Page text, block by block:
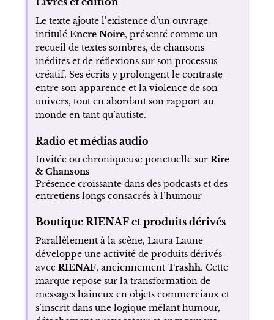
Projet ou événement intitulé
de la Joie, annoncé pour le 4 juin 2026
Captations de passages en festivals et
reportages sur la fin de tournée
Formats audio longs et podcasts autour de sa
méthode d’écriture et de sa vision de la
liberté d’expression
Livres et édition
intituléEncre Noire, présenté comme un
recueil de textes sombres, de chansons
inédites et de réflexions sur son processus
créatif. Ses écrits y prolongent le contraste
entre son apparence et la violence de son
monde en tant qu’autiste.
Radio et médias audio
Invitée ou chroniqueuse ponctuelle surRire
& Chansons
Présence croissante dans des podcasts et des
entretiens longs consacrés à l’humour